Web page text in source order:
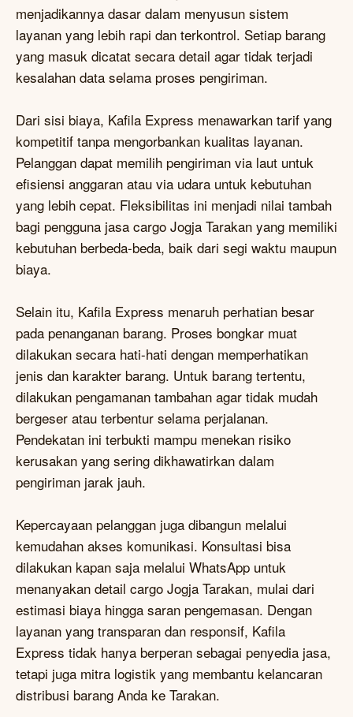
menjadikannya dasar dalam menyusun sistem
layanan yang lebih rapi dan terkontrol. Setiap barang
yang masuk dicatat secara detail agar tidak terjadi
kesalahan data selama proses pengiriman.
Dari sisi biaya, Kafila Express menawarkan tarif yang
kompetitif tanpa mengorbankan kualitas layanan.
Pelanggan dapat memilih pengiriman via laut untuk
efisiensi anggaran atau via udara untuk kebutuhan
yang lebih cepat. Fleksibilitas ini menjadi nilai tambah
bagi pengguna jasa cargo Jogja Tarakan yang memiliki
kebutuhan berbeda-beda, baik dari segi waktu maupun
biaya.
Selain itu, Kafila Express menaruh perhatian besar
pada penanganan barang. Proses bongkar muat
dilakukan secara hati-hati dengan memperhatikan
jenis dan karakter barang. Untuk barang tertentu,
dilakukan pengamanan tambahan agar tidak mudah
bergeser atau terbentur selama perjalanan.
Pendekatan ini terbukti mampu menekan risiko
kerusakan yang sering dikhawatirkan dalam
pengiriman jarak jauh.
Kepercayaan pelanggan juga dibangun melalui
kemudahan akses komunikasi. Konsultasi bisa
dilakukan kapan saja melalui WhatsApp untuk
menanyakan detail cargo Jogja Tarakan, mulai dari
estimasi biaya hingga saran pengemasan. Dengan
layanan yang transparan dan responsif, Kafila
Express tidak hanya berperan sebagai penyedia jasa,
tetapi juga mitra logistik yang membantu kelancaran
distribusi barang Anda ke Tarakan.